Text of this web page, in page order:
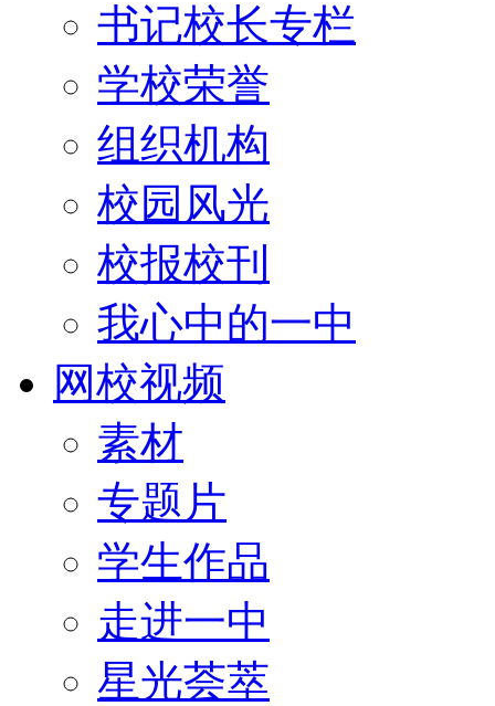
书记校长专栏
学校荣誉
组织机构
校园风光
校报校刊
我心中的一中
网校视频
素材
专题片
学生作品
走进一中
星光荟萃